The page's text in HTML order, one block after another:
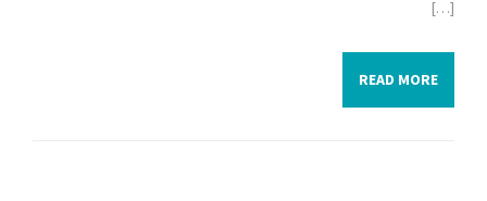
[…]
READ MORE